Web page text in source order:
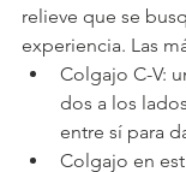
relieve que se
experiencia. Las
Colgajo C-V:
dos a los
entre sí para
Colgajo en